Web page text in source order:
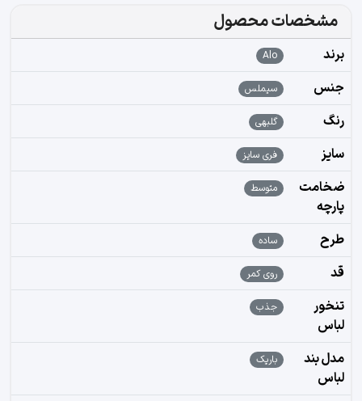
مشخصات محصول
برند Alo
جنس سیملس
رنگ گلبهی
سایز فری سایز
ضخامت
پارچه
متوسط
طرح ساده
قد روی کمر
تنخور
لباس
جذب
مدل بند
لباس
باریک